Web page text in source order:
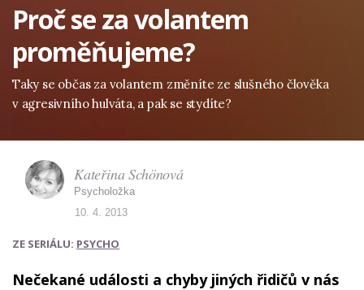
Proč se za volantem
proměňujeme?
Taky se občas za volantem změníte ze slušného člověka
v agresivního hulváta, a pak se stydíte?
ZE SERIÁLU: PSYCHO
Nečekané události a chyby jiných řidičů v nás
Kateřina Schönová
Psycholožka
10. 4. 2013